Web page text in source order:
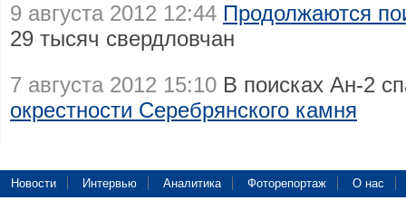
9 августа 2012 12:44 Продолжаются
29 тысяч свердловчан
7 августа 2012 15:10 В поисках Ан-2
окрестности Серебрянского камня
Новости Интервью Аналитика Фоторепортаж О нас